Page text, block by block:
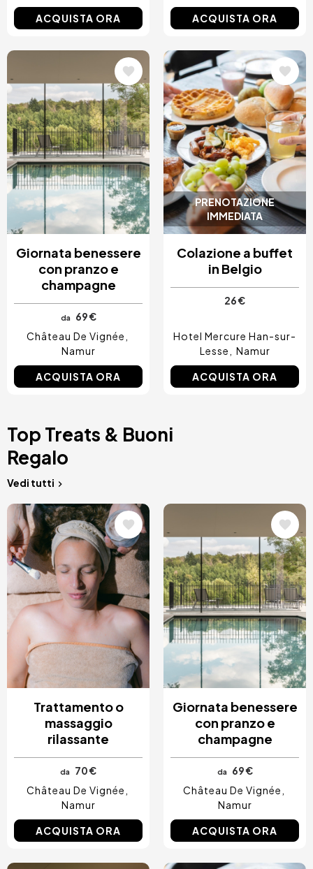
ACQUISTA ORA ACQUISTA ORA
Giornata benessere
con pranzo e
champagne
da
69 €
Château De Vignée
Namur
ACQUISTA ORA
PRENOTAZIONE
IMMEDIATA
Immagine
Colazione a buffet
in Belgio
26 €
Hotel Mercure Han-sur-
Lesse
Namur
ACQUISTA ORA
Top Treats & Buoni
Regalo
Vedi tutti
Immagine
Trattamento o
massaggio
rilassante
da
70 €
Château De Vignée
Namur
ACQUISTA ORA
Giornata benessere
con pranzo e
champagne
da
69 €
Château De Vignée
Namur
ACQUISTA ORA